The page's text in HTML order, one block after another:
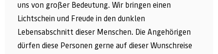
uns von großer Bedeutung. Wir bringen einen
Lichtschein und Freude in den dunklen
Lebensabschnitt dieser Menschen. Die Angehörigen
dürfen diese Personen gerne auf dieser Wunschreise